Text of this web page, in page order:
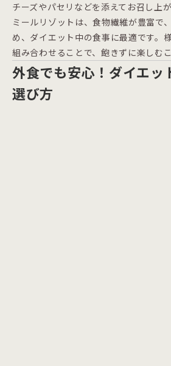
チーズやパセリなどを添えてお召し上
ミールリゾットは、食物繊維が豊富で
め、ダイエット中の食事に最適です。
組み合わせることで、飽きずに楽しむ
外食でも安心！ダイエッ
選び方